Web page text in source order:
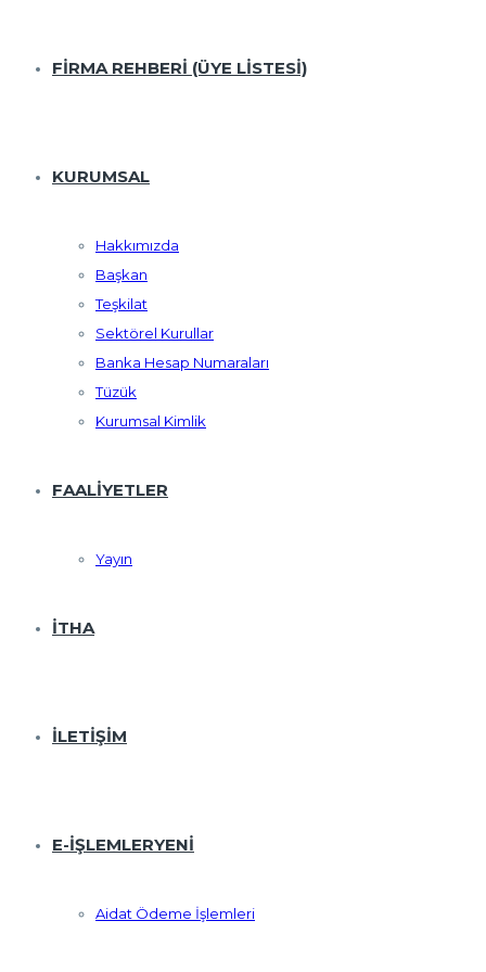
FİRMA REHBERİ (ÜYE LISTESI)
KURUMSAL
Hakkımızda
Başkan
Teşkilat
Sektörel Kurullar
Banka Hesap Numaraları
Tüzük
Kurumsal Kimlik
FAALIYETLER
Yayın
İTHA
İLETIŞIM
E-İŞLEMLERYENI
Aidat Ödeme İşlemleri